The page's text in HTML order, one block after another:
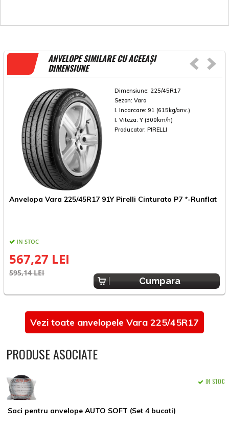
ANVELOPE SIMILARE CU ACEEAȘI
DIMENSIUNE
Dimensiune: 225/45R17
Sezon: Vara
I. Incarcare: 91 (615kg/anv.)
I. Viteza: Y (300km/h)
Producator: PIRELLI
Anvelopa Vara 225/45R17 91Y Pirelli Cinturato P7 *-Runflat
IN STOC
567,27 LEI
595,14 LEI
Cumpara
Vezi toate anvelopele Vara 225/45R17
PRODUSE ASOCIATE
Saci pentru anvelope AUTO SOFT (Set 4 bucati)
IN STOC